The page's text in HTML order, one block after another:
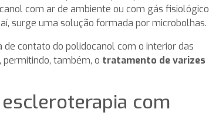
com ar de ambiente ou com gás fisiológico
surge uma solução formada por microbolhas.
contato do polidocanol com o interior das
permitindo, também, o tratamento de varizes
com